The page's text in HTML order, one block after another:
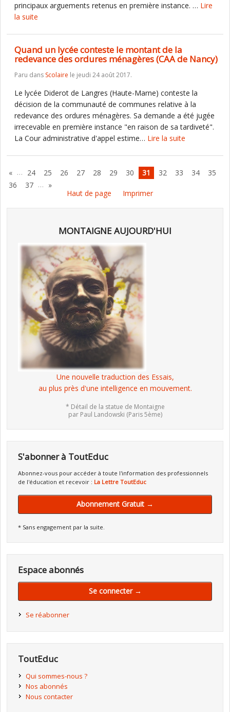
principaux arguements retenus en première instance. … Lire
la suite
Quand un lycée conteste le montant de la
redevance des ordures ménagères (CAA de Nancy)
Paru dans Scolaire le jeudi 24 août 2017.
Le lycée Diderot de Langres (Haute-Marne) conteste la
décision de la communauté de communes relative à la
redevance des ordures ménagères. Sa demande a été jugée
irrecevable en première instance "en raison de sa tardiveté".
La Cour administrative d'appel estime… Lire la suite
« … 24 25 26 27 28 29 30 31 32 33 34
35
36
37 … »
Haut de page
Imprimer
MONTAIGNE AUJOURD'HUI
Une nouvelle traduction des Essais,
au plus près d'une intelligence en mouvement.
* Détail de la statue de Montaigne
par Paul Landowski (Paris 5ème)
S'abonner à ToutEduc
Abonnez-vous pour accéder à toute l'information des professionnels
de l'éducation et recevoir : La Lettre ToutEduc
Abonnement Gratuit →
* Sans engagement par la suite.
Espace abonnés
Se connecter →
Se réabonner
ToutEduc
Qui sommes-nous ?
Nos abonnés
Nous contacter